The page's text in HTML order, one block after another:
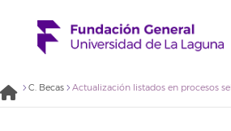
C. Becas